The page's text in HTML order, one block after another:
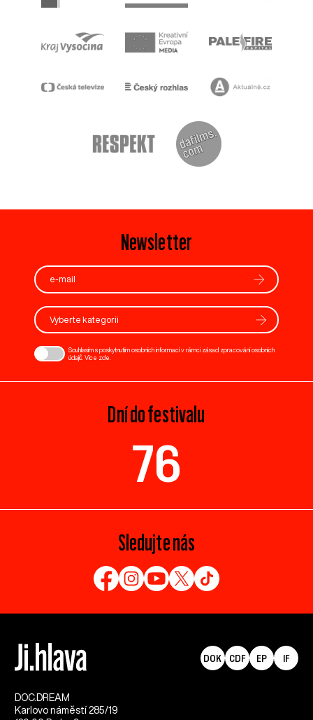
Newsletter
Vyberte kategorii
Souhlasím s poskytnutím osobních informací v rámci zásad zpracování osobních
údajů. Více zde
Dní do festivalu
76
Sledujte nás
DOC.DREAM​
Karlovo náměstí 285/19
DOK CDF EP IF